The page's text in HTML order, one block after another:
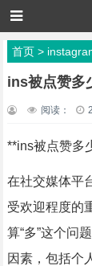
首页>
ins被点赞多
阅读：
**ins被点赞多
在社交媒体平
受欢迎程度的
算“多”这个问
因素，包括个